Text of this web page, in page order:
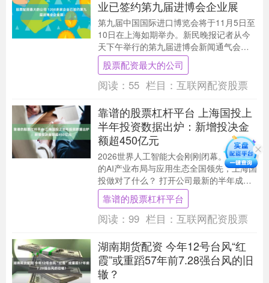
业已签约第九届进博会企业展
第九届中国国际进口博览会将于11月5日至
10日在上海如期举办。新民晚报记者从今
天下午举行的第九届进博会新闻通气会上
获悉，目前已有来自99个国家和地区的
1200多....
股票配资最大的公司
阅读： 55 栏目： 互联网配资股票
靠谱的股票杠杆平台 上海国投上
半年投资数据出炉：新增投决金
额超450亿元
2026世界人工智能大会刚刚闭幕。当上海
的AI产业布局与应用生态全国领先，上海国
投做对了什么？ 打开公司最新的半年成绩
单，截至6月底，在管基金37只，认缴规模
近....
靠谱的股票杠杆平台
阅读： 99 栏目： 互联网配资股票
湖南期货配资 今年12号台风“红
霞”或重蹈57年前7.28强台风的旧
辙？